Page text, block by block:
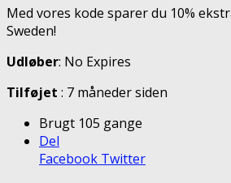
Med vores kode sparer du 10%
Sweden!
Udløber: No Expires
Tilføjet : 7 måneder siden
Brugt 105 gange
Del
Facebook Twitter